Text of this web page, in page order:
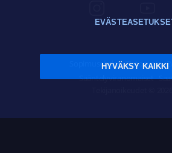
Sopimusehdot Tietosuoja
Sääntelyviranomaiset
HYVÄKSY KAIKKI